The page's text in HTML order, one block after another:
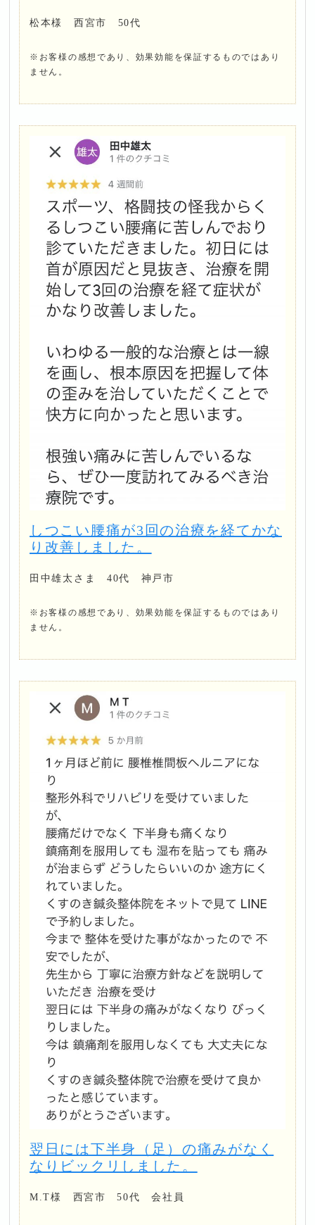
松本様 西宮市 50代
※お客様の感想であり、効果効能を保証するものではあり
ません。
しつこい腰痛が3回の治療を経てかな
り改善しました。
田中雄太さま 40代 神戸市
※お客様の感想であり、効果効能を保証するものではあり
ません。
翌日には下半身（足）の痛みがなく
なりビックリしました。
M.T様 西宮市 50代 会社員